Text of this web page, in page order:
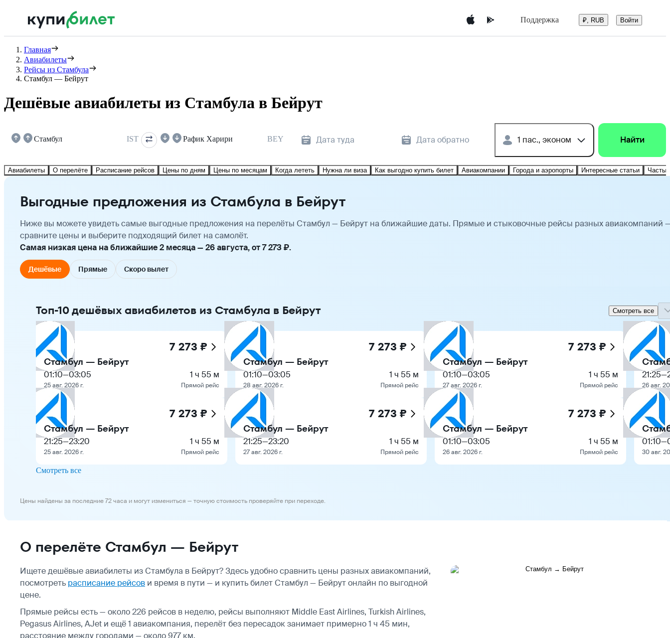
Поддержка ₽, RUB Войти
Главная
Авиабилеты
Рейсы из Стамбула
Стамбул — Бейрут
Дешёвые авиабилеты из Стамбула в Бейрут
Стамбул IST Рафик Харири BEY Дата туда Дата обратно 1 пас., эконом Найти
Авиабилеты О перелёте Расписание рейсов Цены по дням Цены по месяцам Когда лететь Нужна ли виза Как выгодно купить билет Авиакомпании Города и аэропорты Интересные статьи
Выгодные предложения из Стамбула в Бейрут
Ниже вы можете увидеть самые выгодные предложения на перелёты Стамбул — Бейрут на ближайшие даты. Прямые и стыковочные рейсы разных авиакомпаний
сравните цены и выберите подходящий билет на самолёт.
Самая низкая цена на ближайшие 2 месяца — 26 августа, от 7 273 ₽.
Дешёвые Прямые Скоро вылет
Топ-10 дешёвых авиабилетов из Стамбула в Бейрут Смотреть все
7 273 ₽
Стамбул — Бейрут
01:10—03:05
25 авг. 2026 г.
1 ч 55 м
Прямой рейс
7 273 ₽
Стамбул — Бейрут
21:25—23:20
25 авг. 2026 г.
1 ч 55 м
Прямой рейс
7 273 ₽
Стамбул — Бейрут
01:10—03:05
28 авг. 2026 г.
1 ч 55 м
Прямой рейс
7 273 ₽
Стамбул — Бейрут
21:25—23:20
27 авг. 2026 г.
1 ч 55 м
Прямой рейс
7 273 ₽
Стамбул — Бейрут
01:10—03:05
27 авг. 2026 г.
1 ч 55 м
Прямой рейс
7 273 ₽
Стамбул — Бейрут
01:10—03:05
26 авг. 2026 г.
1 ч 55 м
Прямой рейс
21:25—
26 авг.
01:10—
30 авг.
Смотреть все
Цены найдены за последние 72 часа и могут измениться — точную стоимость проверяйте при переходе.
О перелёте Стамбул — Бейрут
Ищете дешёвые авиабилеты из Стамбула в Бейрут? Здесь удобно сравнить цены разных авиакомпаний,
посмотреть расписание рейсов и время в пути — и купить билет Стамбул — Бейрут онлайн по выгодной
цене.
Прямые рейсы есть — около 226 рейсов в неделю, рейсы выполняют Middle East Airlines, Turkish Airlines,
Pegasus Airlines, AJet и ещё 1 авиакомпания, перелёт без пересадок занимает примерно 1 ч 45 мин,
расстояние между городами — около 977 км.